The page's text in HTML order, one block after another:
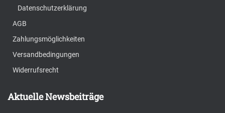
Datenschutzerklärung
AGB
Zahlungsmöglichkeiten
Versandbedingungen
Widerrufsrecht
Aktuelle Newsbeiträge